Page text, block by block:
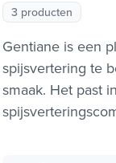
3 producten
Gentiane is een
spijsvertering te
smaak. Het past